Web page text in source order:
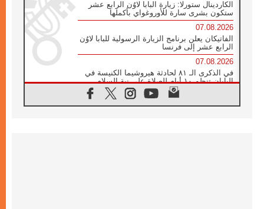
الكاردينال ستورلا: زيارة البابا لاوُن الرابع عشر
ستكون بشرى سارة للأوروغواي بأكملها
07.08.2026
الفاتيكان يعلن برنامج الزيارة الرسولية للبابا لاوُن
الرابع عشر إلى فرنسا
07.08.2026
في الذكرى الـ ٨١ لحادثة هيروشيما الكنيسة في
اليابان تنظم ١٠ أيام للصلاة على نية السلام
الكنيسة في الأوروغواي: زيارة البابا ستعزز